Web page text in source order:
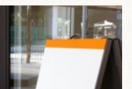
初めての方へ
よくある質問
ホームケア
特 集